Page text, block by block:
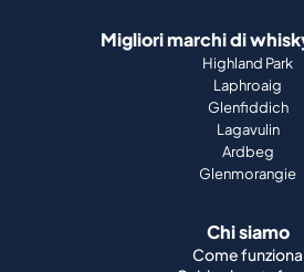
Migliori marchi di
Highland Park
Laphroaig
Glenfiddich
Lagavulin
Ardbeg
Glenmorangie
Chi siamo
Come funziona